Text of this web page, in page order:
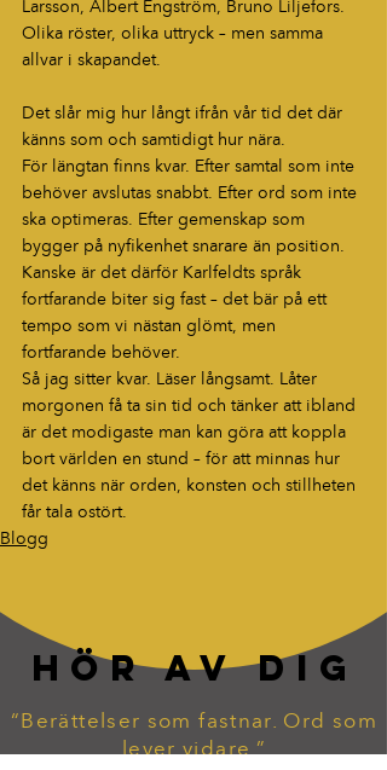
Larsson, Albert Engström, Bruno Liljefors.
Olika röster, olika uttryck – men samma
allvar i skapandet.
Det slår mig hur långt ifrån vår tid det där
känns som och samtidigt hur nära.
För längtan finns kvar. Efter samtal som inte
behöver avslutas snabbt. Efter ord som inte
ska optimeras. Efter gemenskap som
bygger på nyfikenhet snarare än position.
Kanske är det därför Karlfeldts språk
fortfarande biter sig fast – det bär på ett
tempo som vi nästan glömt, men
fortfarande behöver.
Så jag sitter kvar. Läser långsamt. Låter
morgonen få ta sin tid och tänker att ibland
är det modigaste man kan göra att koppla
bort världen en stund – för att minnas hur
det känns när orden, konsten och stillheten
får tala ostört.
Blogg
HÖR AV DIG
“Berättelser som fastnar. Ord som
lever vidare.”